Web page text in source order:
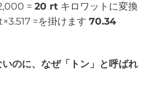
= 20 rtキロワットに変換
=を掛けます 70.34
のに、なぜ「トン」と呼ばれ